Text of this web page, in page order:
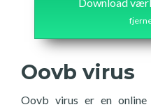
Oovb virus
Oovb virus er en